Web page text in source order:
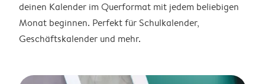
deinen Kalender im Querformat mit jedem beliebigen
Monat beginnen. Perfekt für Schulkalender,
Geschäftskalender und mehr.